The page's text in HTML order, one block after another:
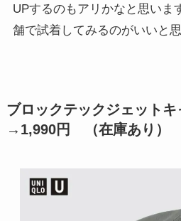
UPするのもアリかなと思いま
舗で試着してみるのがいいと思
ブロックテックジェット
→ 1,990円 （在庫あり）